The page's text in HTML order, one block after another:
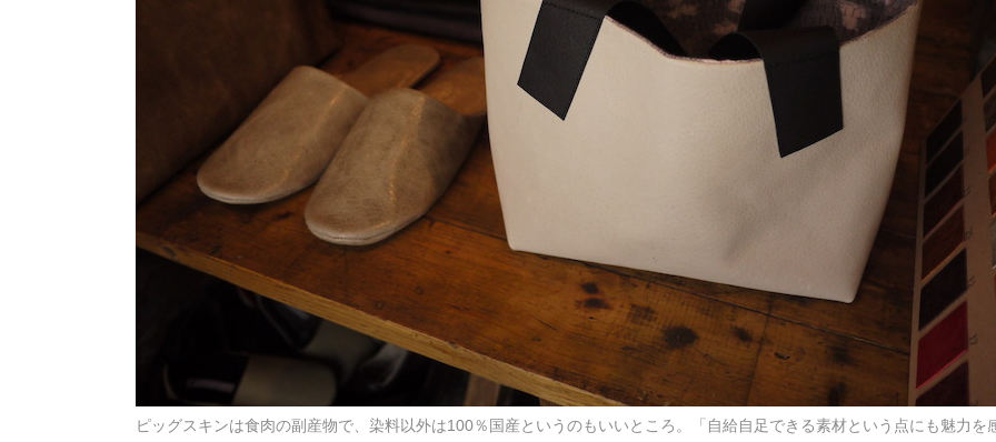
ピッグスキンは食肉の副産物で、染料以外は100％国産というのもいいところ。「自給自足できる素材という点にも魅力を